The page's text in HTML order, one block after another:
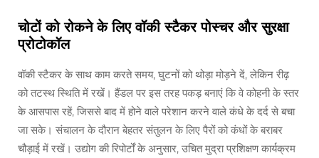
चोटों को रोकने के लिए वॉकी स्टैकर पोस्चर और सुरक्षा
प्रोटोकॉल
वॉकी स्टैकर के साथ काम करते समय, घुटनों को थोड़ा मोड़ने दें, लेकिन रीढ़
को तटस्थ स्थिति में रखें। हैंडल पर इस तरह पकड़ बनाएं कि वे कोहनी के स्तर
के आसपास रहें, जिससे बाद में होने वाले परेशान करने वाले कंधे के दर्द से बचा
जा सके। संचालन के दौरान बेहतर संतुलन के लिए पैरों को कंधों के बराबर
चौड़ाई में रखें। उद्योग की रिपोर्टों के अनुसार, उचित मुद्रा प्रशिक्षण कार्यक्रम